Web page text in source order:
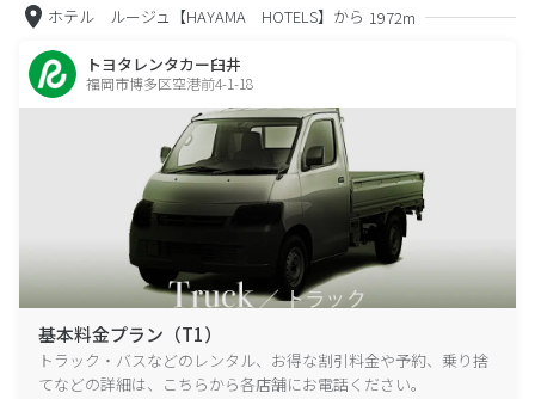
ホテル ルージュ【HAYAMA HOTELS】から 1972m
トヨタレンタカー臼井
福岡市博多区空港前4-1-18
基本料金プラン（T1）
トラック・バスなどのレンタル、お得な割引料金や予約、乗り捨
てなどの詳細は、こちらから各店舗にお電話ください。